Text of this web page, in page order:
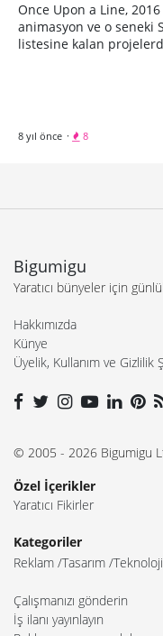
Once Upon a Line, 2016
animasyon ve o seneki
listesine kalan
8 yıl önce · 8
Bigumigu
Yaratıcı bünyeler için
Hakkımızda
Künye
Üyelik, Kullanım ve Gizlilik
© 2005 - 2026 Bigumigu
Özel İçerikler
Yaratıcı Fikirler
Kategoriler
Reklam Tasarım Teknoloji
Çalışmanızı gönderin
İş ilanı yayınlayın